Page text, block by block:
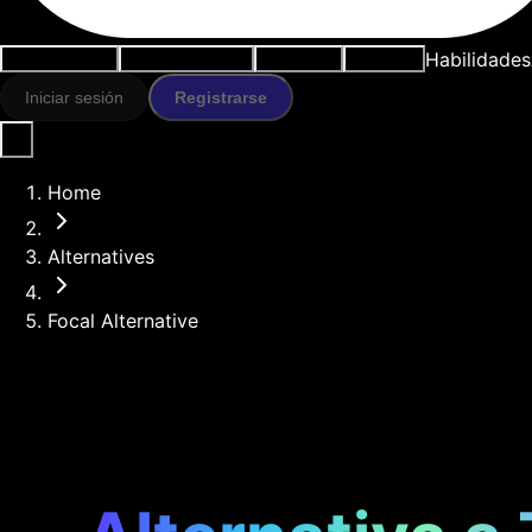
Habilidades
Iniciar sesión Registrarse
Home
Alternatives
Focal Alternative